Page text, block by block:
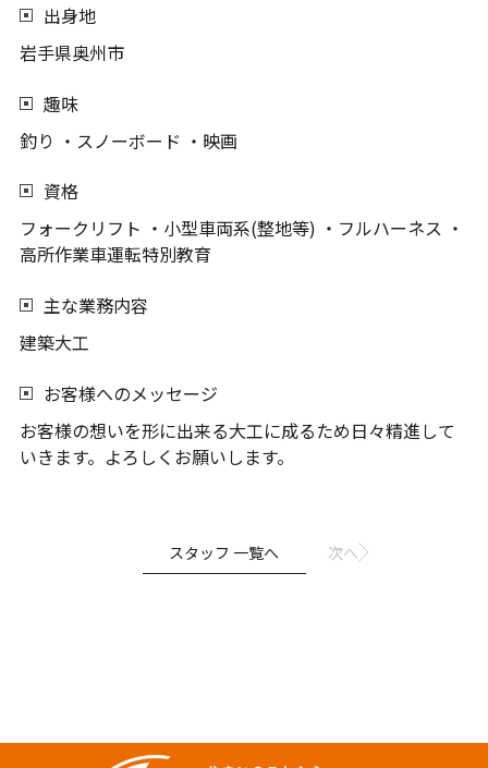
出身地
岩手県奥州市
趣味
釣り ・スノーボード ・映画
資格
フォークリフト ・小型車両系(整地等) ・フルハーネス ・
高所作業車運転特別教育
主な業務内容
建築大工
お客様へのメッセージ
お客様の想いを形に出来る大工に成るため日々精進して
いきます。よろしくお願いします。
スタッフ 一覧へ 次へ